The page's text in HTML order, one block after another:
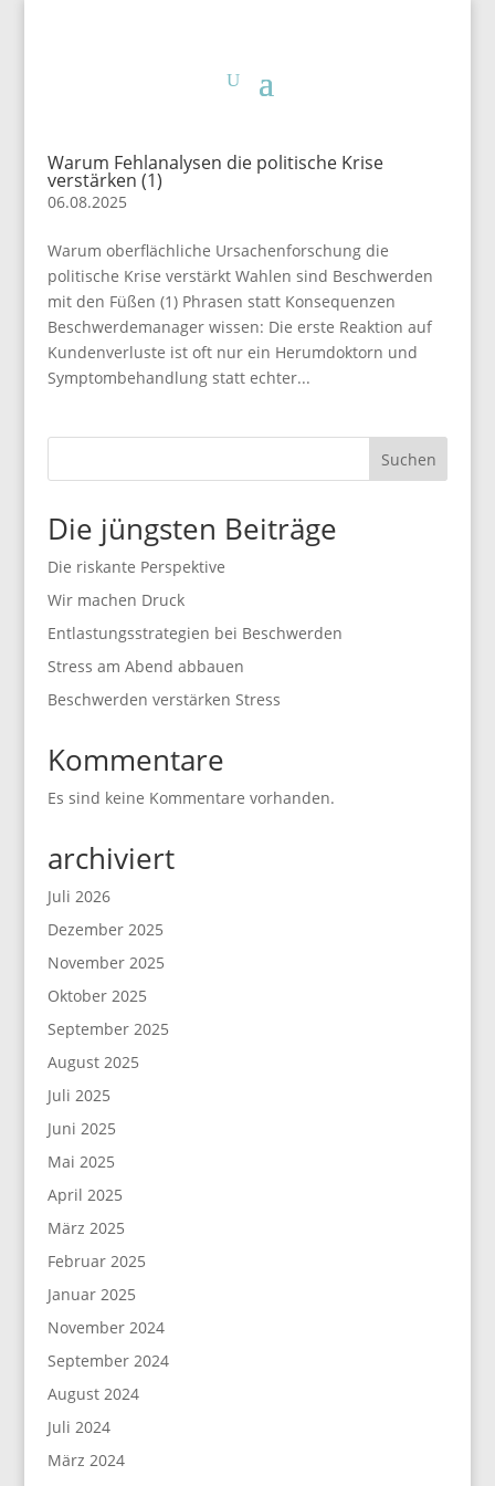
Warum Fehlanalysen die politische Krise
verstärken (1)
06.08.2025
Warum oberflächliche Ursachenforschung die
politische Krise verstärkt Wahlen sind Beschwerden
mit den Füßen (1) Phrasen statt Konsequenzen
Beschwerdemanager wissen: Die erste Reaktion auf
Kundenverluste ist oft nur ein Herumdoktorn und
Symptombehandlung statt echter...
Suchen
Die jüngsten Beiträge
Die riskante Perspektive
Wir machen Druck
Entlastungsstrategien bei Beschwerden
Stress am Abend abbauen
Beschwerden verstärken Stress
Kommentare
Es sind keine Kommentare vorhanden.
archiviert
Juli 2026
Dezember 2025
November 2025
Oktober 2025
September 2025
August 2025
Juli 2025
Juni 2025
Mai 2025
April 2025
März 2025
Februar 2025
Januar 2025
November 2024
September 2024
August 2024
Juli 2024
März 2024